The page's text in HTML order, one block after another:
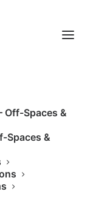
Off-Spaces &
Spaces &